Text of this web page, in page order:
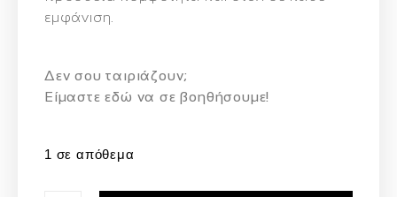
εμφάνιση.
Δεν σου ταιριάζουν;
Eίμαστε εδώ να σε βοηθήσουμε!
1 σε απόθεμα